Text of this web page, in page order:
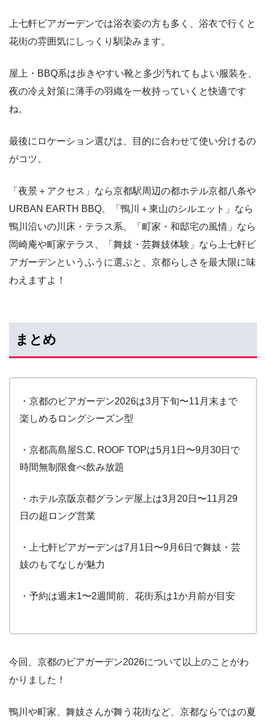
上七軒ビアガーデンでは浴衣姿の方も多く、浴衣で行くと
花街の雰囲気にしっくり馴染みます。
屋上・BBQ系は歩きやすい靴と多少汚れてもよい服装を、
夜の冷え対策に薄手の羽織を一枚持っていくと快適です
ね。
最後にロケーション選びは、目的に合わせて使い分けるの
がコツ。
「夜景＋アクセス」なら京都駅周辺の都ホテル京都八条や
URBAN EARTH BBQ、「鴨川＋東山のシルエット」なら
鴨川沿いの川床・テラス系、「町家・和邸宅の風情」なら
岡崎庵や町家テラス、「舞妓・芸舞妓体験」なら上七軒ビ
アガーデンというふうに選ぶと、京都らしさを最大限に味
わえますよ！
まとめ
・京都のビアガーデン2026は3月下旬〜11月末まで
楽しめるロングシーズン型
・京都高島屋S.C. ROOF TOPは5月1日〜9月30日で
時間無制限食べ飲み放題
・ホテル京阪京都グランデ屋上は3月20日〜11月29
日の超ロング営業
・上七軒ビアガーデンは7月1日〜9月6日で舞妓・芸
妓のもてなしが魅力
・予約は週末1〜2週間前、花街系は1か月前が目安
今回、京都のビアガーデン2026について以上のことがわ
かりました！
鴨川や町家、舞妓さんが舞う花街など、京都ならではの夏